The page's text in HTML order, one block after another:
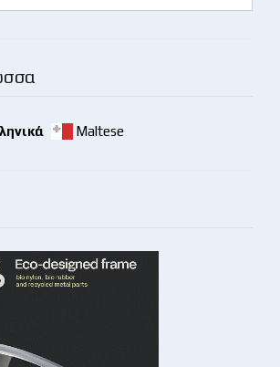
Maltese